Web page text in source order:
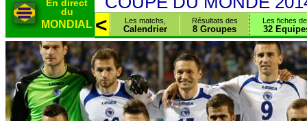
En direct
du
MONDIAL
les
Chiffres > < Les matchs,
Calendrier
Résultats des
8 Groupes
Les fiches
32